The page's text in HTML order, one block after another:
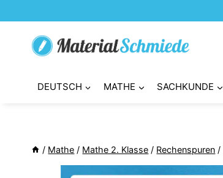
Inhalt
springen
DEUTSCH MATHE SACHKUNDE
/ Mathe / Mathe 2. Klasse / Rechenspuren /